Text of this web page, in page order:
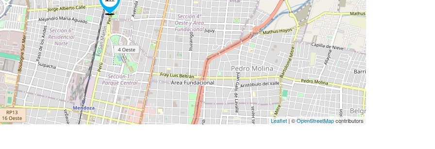
Leaflet | ©OpenStreetMapcontributors